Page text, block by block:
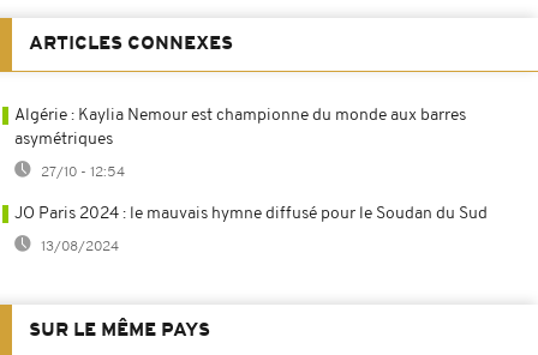
ARTICLES CONNEXES
Algérie : Kaylia Nemour est championne du monde aux barres
asymétriques
27/10 - 12:54
JO Paris 2024 : le mauvais hymne diffusé pour le Soudan du Sud
13/08/2024
SUR LE MÊME PAYS